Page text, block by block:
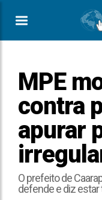
MPE
contra
apurar
O prefeito de
defende e diz estar